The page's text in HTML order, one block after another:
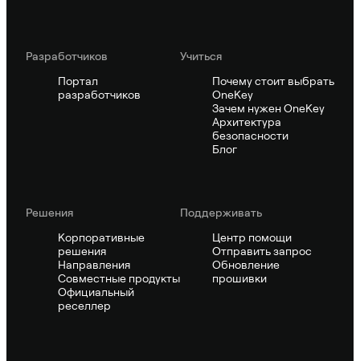
Pазработчиков
Портал
разработчиков
Учиться
Почему стоит выбрать
OneKey
Зачем нужен OneKey
Архитектура
безопасности
Блог
Решения
Корпоративные
решения
Направления
Совместные продукты
Официальный
реселлер
Поддерживать
Центр помощи
Отправить запрос
Обновление
прошивки